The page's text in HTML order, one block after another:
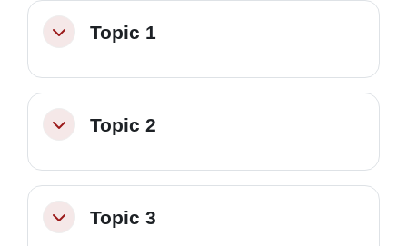
MinimizzaTopic 1
MinimizzaTopic 2
MinimizzaTopic 3